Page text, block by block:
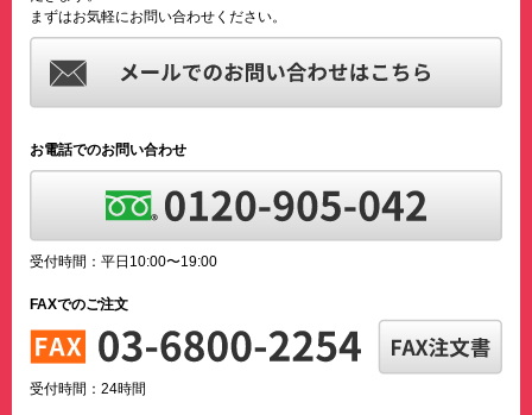
まずはお気軽にお問い合わせください。
お電話でのお問い合わせ
受付時間：平日10:00〜19:00
FAXでのご注文
受付時間：24時間